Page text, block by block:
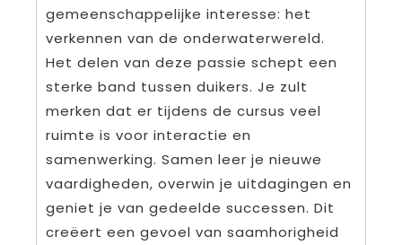
gemeenschappelijke interesse: het
verkennen van de onderwaterwereld.
Het delen van deze passie schept een
sterke band tussen duikers. Je zult
merken dat er tijdens de cursus veel
ruimte is voor interactie en
samenwerking. Samen leer je nieuwe
vaardigheden, overwin je uitdagingen en
geniet je van gedeelde successen. Dit
creëert een gevoel van saamhorigheid